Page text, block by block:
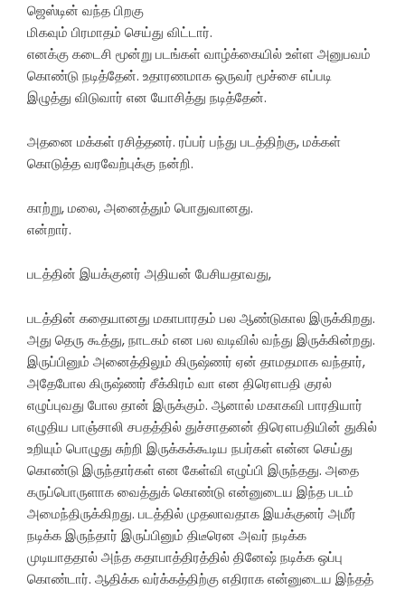
ஜெஸ்டின் வந்த பிறகு
மிகவும் பிரமாதம் செய்து விட்டார்.
எனக்கு கடைசி மூன்று படங்கள் வாழ்க்கையில் உள்ள அனுபவம்
கொண்டு நடித்தேன். உதாரணமாக ஒருவர் மூச்சை எப்படி
இழுத்து விடுவார் என யோசித்து நடித்தேன்.
அதனை மக்கள் ரசித்தனர். ரப்பர் பந்து படத்திற்கு, மக்கள்
கொடுத்த வரவேற்புக்கு நன்றி.
காற்று, மலை, அனைத்தும் பொதுவானது.
என்றார்.
படத்தின் இயக்குனர் அதியன் பேசியதாவது,
படத்தின் கதையானது மகாபாரதம் பல ஆண்டுகால இருக்கிறது.
அது தெரு கூத்து, நாடகம் என பல வடிவில் வந்து இருக்கின்றது.
இருப்பினும் அனைத்திலும் கிருஷ்ணர் ஏன் தாமதமாக வந்தார்,
அதேபோல கிருஷ்ணர் சீக்கிரம் வா என திரௌபதி குரல்
எழுப்புவது போல தான் இருக்கும். ஆனால் மகாகவி பாரதியார்
எழுதிய பாஞ்சாலி சபதத்தில் துச்சாதனன் திரௌபதியின் துகில்
உறியும் பொழுது சுற்றி இருக்கக்கூடிய நபர்கள் என்ன செய்து
கொண்டு இருந்தார்கள் என கேள்வி எழுப்பி இருந்தது. அதை
கருப்பொருளாக வைத்துக் கொண்டு என்னுடைய இந்த படம்
அமைந்திருக்கிறது. படத்தில் முதலாவதாக இயக்குனர் அமீர்
நடிக்க இருந்தார் இருப்பினும் திடீரென அவர் நடிக்க
முடியாததால் அந்த கதாபாத்திரத்தில் தினேஷ் நடிக்க ஒப்பு
கொண்டார். ஆதிக்க வர்க்கத்திற்கு எதிராக என்னுடைய இந்தத்